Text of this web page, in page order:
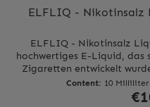
ELFLIQ - Nikotinsalz
ELFLIQ - Nikotinsalz
hochwertiges E-Liquid, das
Zigaretten entwickelt
was eine sanftere und
Vergleich zu
Content: 10 Milliliter